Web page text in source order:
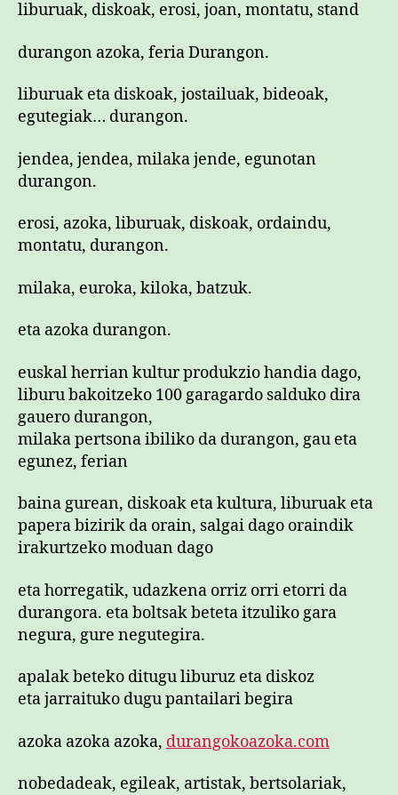
liburuak, diskoak, erosi, joan, montatu, stand
durangon azoka, feria Durangon.
liburuak eta diskoak, jostailuak, bideoak,
egutegiak… durangon.
jendea, jendea, milaka jende, egunotan
durangon.
erosi, azoka, liburuak, diskoak, ordaindu,
montatu, durangon.
milaka, euroka, kiloka, batzuk.
eta azoka durangon.
euskal herrian kultur produkzio handia dago,
liburu bakoitzeko 100 garagardo salduko dira
gauero durangon,
milaka pertsona ibiliko da durangon, gau eta
egunez, ferian
baina gurean, diskoak eta kultura, liburuak eta
papera bizirik da orain, salgai dago oraindik
irakurtzeko moduan dago
eta horregatik, udazkena orriz orri etorri da
durangora. eta boltsak beteta itzuliko gara
negura, gure negutegira.
apalak beteko ditugu liburuz eta diskoz
eta jarraituko dugu pantailari begira
azoka azoka azoka, durangokoazoka.com
nobedadeak, egileak, artistak, bertsolariak,